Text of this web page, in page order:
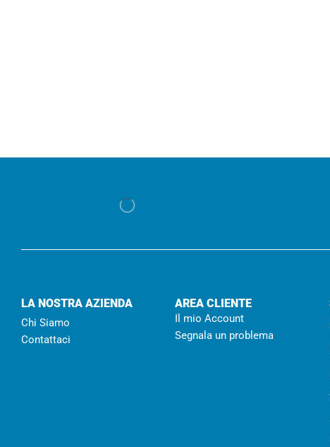
LA NOSTRA AZIENDA
Chi Siamo
Contattaci
AREA CLIENTE
Il mio Account
Segnala un problema